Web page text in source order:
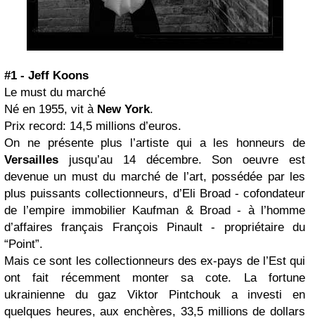
#1 - Jeff Koons
Le must du marché
Né en 1955, vit à New York.
Prix record: 14,5 millions d’euros.
On ne présente plus l’artiste qui a les honneurs de
Versailles jusqu’au 14 décembre. Son oeuvre est
devenue un must du marché de l’art, possédée par les
plus puissants collectionneurs, d’Eli Broad - cofondateur
de l’empire immobilier Kaufman & Broad - à l’homme
d’affaires français François Pinault - propriétaire du
“Point”.
Mais ce sont les collectionneurs des ex-pays de l’Est qui
ont fait récemment monter sa cote. La fortune
ukrainienne du gaz Viktor Pintchouk a investi en
quelques heures, aux enchères, 33,5 millions de dollars